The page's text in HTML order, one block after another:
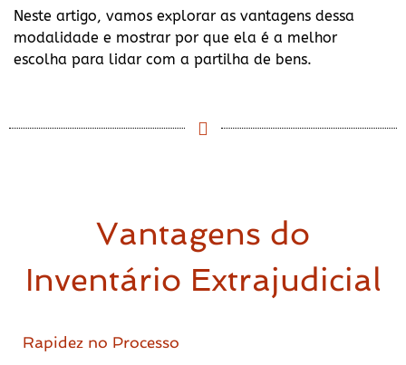
Neste artigo, vamos explorar as vantagens dessa
modalidade e mostrar por que ela é a melhor
escolha para lidar com a partilha de bens.
Vantagens do
Inventário Extrajudicial
Rapidez no Processo